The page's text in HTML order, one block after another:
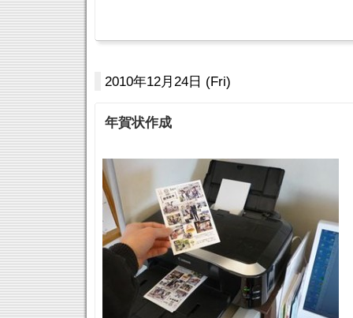
2010年12月24日 (Fri)
年賀状作成